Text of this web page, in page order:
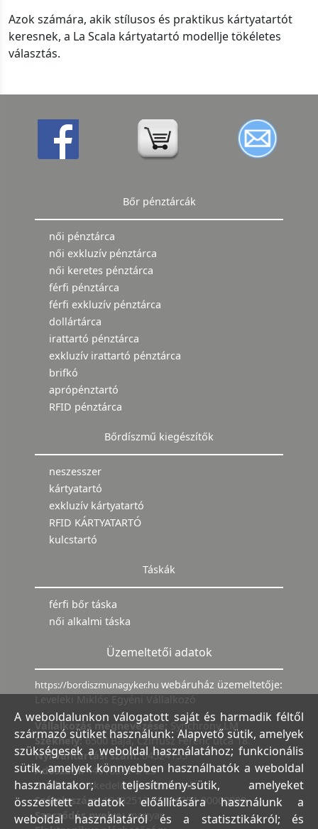
Azok számára, akik stílusos és praktikus kártyatartót
keresnek, a La Scala kártyatartó modellje tökéletes
választás.
Bőr pénztárcák
női pénztárca
női exkluzív pénztárca
női keretes pénztárca
férfi pénztárca
férfi exkluzív pénztárca
dollártárca
irattartó pénztárca
exkluzív irattartó pénztárca
brifkó
aprópénztartó
RFID pénztárca
Bőrdíszmű kiegészítők
neszesszer
kártyatartó
exkluzív kártyatartó
RFID KÁRTYATARTÓ
kulcstartó
Táskák
férfi bőr táska
női alkalmi táska
Üzemeltetői adatok
https://bordiszmunagyker.hu webáruház üzemeltetője:
Leveleki Miklós Egyéni Vállalkozó
Vállalkozás megnevezése: Synchrony LM
Székhely:6500 Baja, Czirfusz Ferenc utca 18.
Nyilvántartási szám:04524155
Adószám:44018371-2-23
Bank:Kereskedelmi és Hitelbank
Számlaszám:10402513-25154254-00000000
Szerződés nyelve:magyar
A weboldalunkon válogatott saját és harmadik féltől
származó sütiket használunk: Alapvető sütik, amelyek
szükségesek a weboldal használatához; funkcionális
sütik, amelyek könnyebben használhatók a weboldal
használatakor; teljesítmény-sütik, amelyeket
összesített adatok előállítására használunk a
weboldal használatáról és a statisztikákról; és